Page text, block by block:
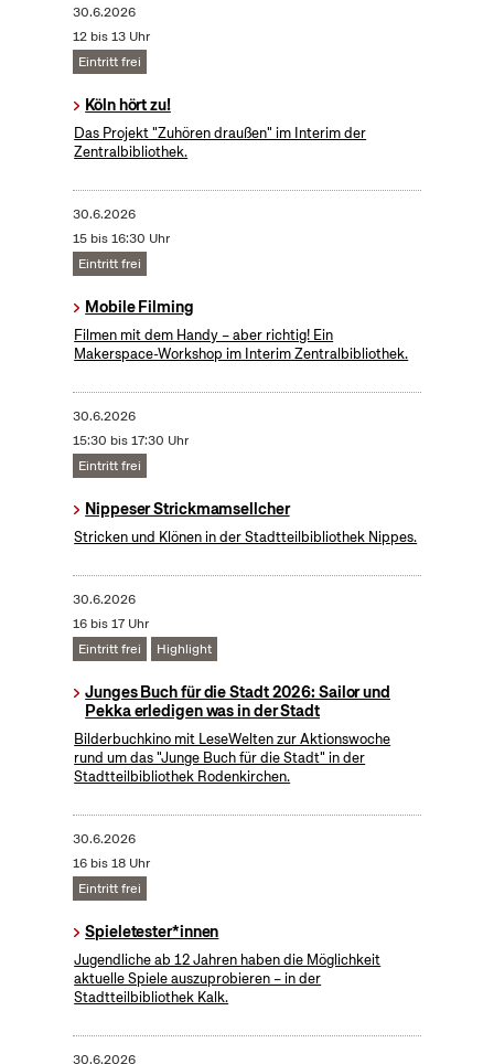
30.6.2026
12 bis 13 Uhr
Eintritt frei
Köln hört zu!
Das Projekt "Zuhören draußen" im Interim der
Zentralbibliothek.
30.6.2026
15 bis 16:30 Uhr
Eintritt frei
Mobile Filming
Filmen mit dem Handy – aber richtig! Ein
Makerspace-Workshop im Interim Zentralbibliothek.
30.6.2026
15:30 bis 17:30 Uhr
Eintritt frei
Nippeser Strickmamsellcher
Stricken und Klönen in der Stadtteilbibliothek Nippes.
30.6.2026
16 bis 17 Uhr
Eintritt frei
Highlight
Junges Buch für die Stadt 2026: Sailor und
Pekka erledigen was in der Stadt
Bilderbuchkino mit LeseWelten zur Aktionswoche
rund um das "Junge Buch für die Stadt" in der
Stadtteilbibliothek Rodenkirchen.
30.6.2026
16 bis 18 Uhr
Eintritt frei
Spieletester*innen
Jugendliche ab 12 Jahren haben die Möglichkeit
aktuelle Spiele auszuprobieren – in der
Stadtteilbibliothek Kalk.
30.6.2026